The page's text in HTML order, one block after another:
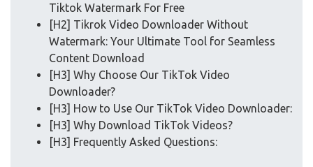
Tiktok Watermark For Free
[H2] Tikrok Video Downloader Without
Watermark: Your Ultimate Tool for Seamless
Content Download
[H3] Why Choose Our TikTok Video
Downloader?
[H3] How to Use Our TikTok Video Downloader:
[H3] Why Download TikTok Videos?
[H3] Frequently Asked Questions: